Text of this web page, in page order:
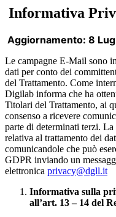
Informativa
Aggiornamento: 8
Le campagne E-Mail sono
dati per conto dei
del Trattamento. Come
Digilab informa che ha
Titolari del Trattamento, ai
consenso a ricevere
parte di determinati terzi.
relativa al trattamento dei
comunicandole che può
GDPR inviando un
elettronica privacy@dgll.it
Informativa sulla
all’art. 13 – 14 del